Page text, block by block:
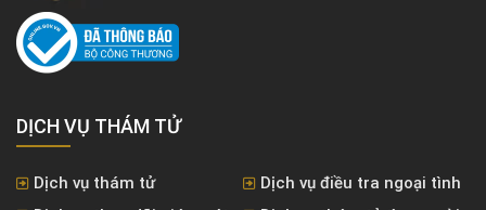
DỊCH VỤ THÁM TỬ
Dịch vụ thám tử
Dịch vụ điều tra ngoại tình